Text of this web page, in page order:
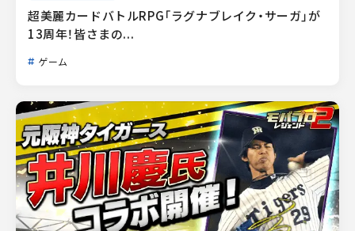
超美麗カードバトルRPG「ラグナブレイク・サーガ」が
13周年！皆さまの...
ゲーム